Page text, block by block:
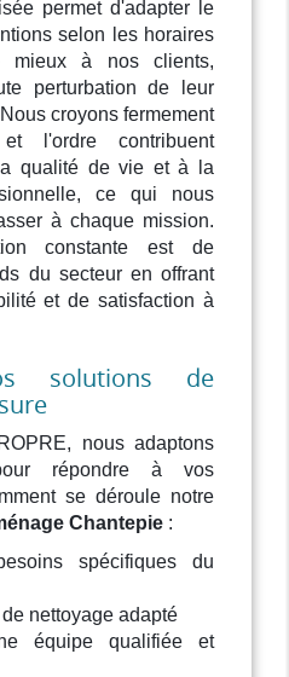
permet d'adapter le
selon les horaires
mieux à nos clients,
perturbation de leur
croyons fermement
l'ordre contribuent
qualité de vie et à la
ce qui nous
à chaque mission.
constante est de
du secteur en offrant
et de satisfaction à
solutions de
nous adaptons
répondre à vos
se déroule notre
Chantepie :
spécifiques du
nettoyage adapté
équipe qualifiée et